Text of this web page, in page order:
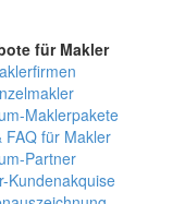
für Makler
Maklerpakete
FAQ für Makler
Partner
Kundenakquise